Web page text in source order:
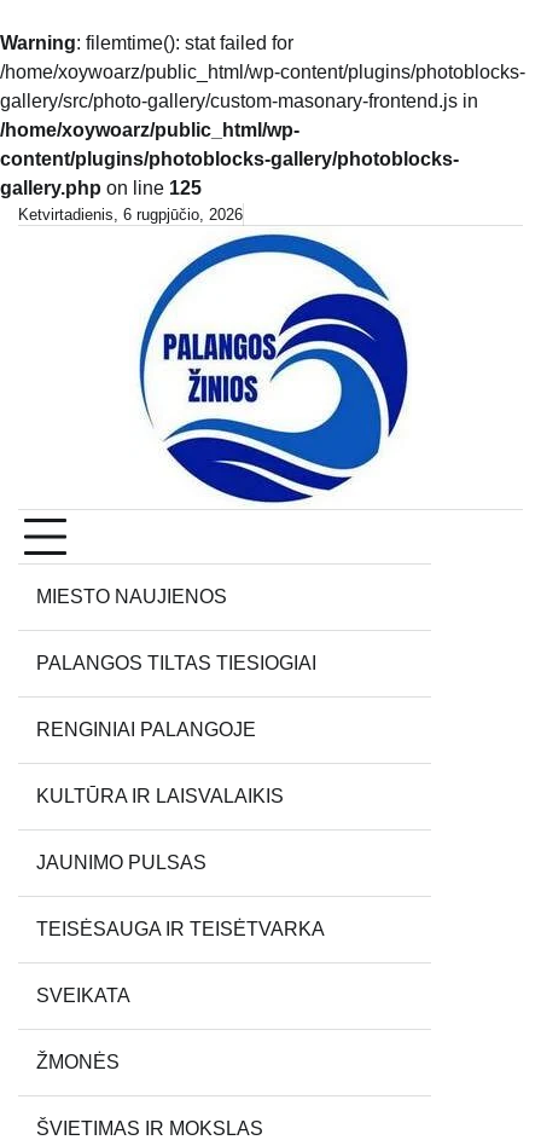
Warning: filemtime(): stat failed for
/home/xoywoarz/public_html/wp-content/plugins/photoblocks-
gallery/src/photo-gallery/custom-masonary-frontend.js in
/home/xoywoarz/public_html/wp-
content/plugins/photoblocks-gallery/photoblocks-
gallery.php on line 125
SkipKetvirtadienis, 6 rugpjūčio, 2026
MIESTO NAUJIENOS
PALANGOS TILTAS TIESIOGIAI
RENGINIAI PALANGOJE
KULTŪRA IR LAISVALAIKIS
JAUNIMO PULSAS
TEISĖSAUGA IR TEISĖTVARKA
SVEIKATA
ŽMONĖS
ŠVIETIMAS IR MOKSLAS